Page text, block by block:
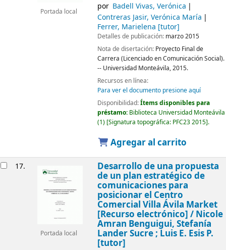
Portada local
por Badell Vivas, Verónica
Contreras Jasir, Verónica María
Ferrer, Marielena [tutor]
Detalles de publicación: marzo 2015
Nota de disertación: Proyecto Final de
Carrera (Licenciado en Comunicación Social).
-- Universidad Monteávila, 2015.
Recursos en línea:
Para ver el documento presione aquí
Disponibilidad:Ítems disponibles para
préstamo: Biblioteca Universidad Monteávila
(1) Signatura topográfica: PFC23 2015 .
Agregar al carrito
17.
Portada local
Desarrollo de una propuesta
de un plan estratégico de
comunicaciones para
posicionar el Centro
Comercial Villa Ávila Market
[Recurso electrónico] / Nicole
Amran Benguigui, Stefanía
Lander Sucre ; Luis E. Esis P.
[tutor]